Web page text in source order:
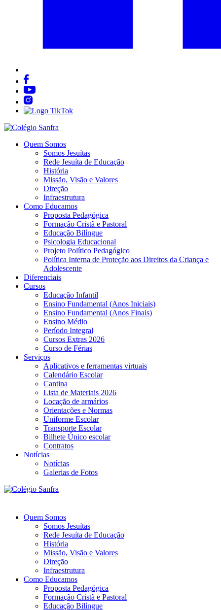
Quem Somos
Somos Jesuítas
Rede Jesuíta de Educação
História
Missão, Visão e Valores
Direção
Infraestrutura
Como Educamos
Proposta Pedagógica
Formação Cristã e Pastoral
Educação Bilíngue
Psicologia Educacional
Projeto Político Pedagógico
Política Interna de Proteção aos Direitos da Criança e
Adolescente
Diferenciais
Cursos
Educação Infantil
Ensino Fundamental (Anos Iniciais)
Ensino Fundamental (Anos Finais)
Ensino Médio
Período Integral
Cursos Extras 2026
Curso de Férias
Serviços
Aplicativos e ferramentas virtuais
Calendário Escolar
Cantina
Lista de Materiais 2026
Locação de armários
Orientações e Normas
Uniforme Escolar
Transporte Escolar
Bilhete Único escolar
Contratos
Notícias
Notícias
Galerias de Fotos
Quem Somos
Somos Jesuítas
Rede Jesuíta de Educação
História
Missão, Visão e Valores
Direção
Infraestrutura
Como Educamos
Proposta Pedagógica
Formação Cristã e Pastoral
Educação Bilíngue